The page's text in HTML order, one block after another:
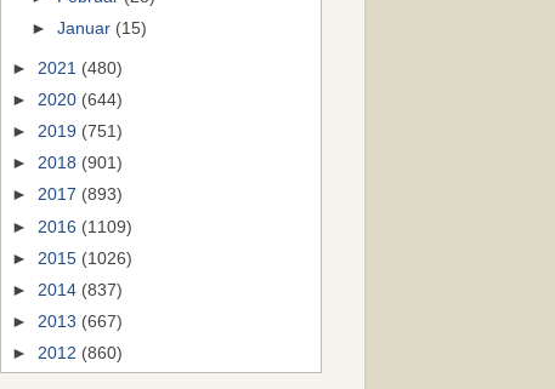
►Januar (15)
► 2021 (480)
► 2020 (644)
► 2019 (751)
► 2018 (901)
► 2017 (893)
► 2016 (1109)
► 2015 (1026)
► 2014 (837)
► 2013 (667)
► 2012 (860)